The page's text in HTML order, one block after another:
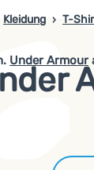
Kleidung T-
Under Armour